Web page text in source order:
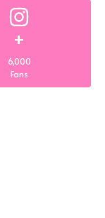
+
6,000
Fans